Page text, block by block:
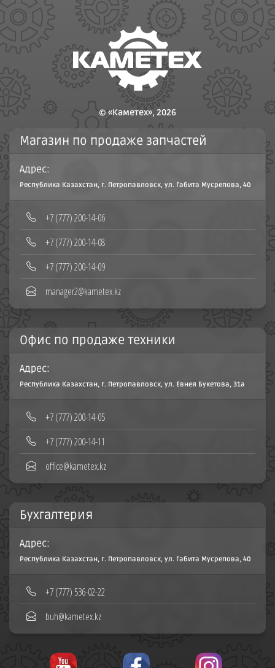
© «Каметех», 2026
Магазин по продаже запчастей
Адрес:
Республика Казахстан, г. Петропавловск, ул. Габита Мусрепова, 40
‪+7 (777) 200-14-06
+7 (777) 200-14-08‬
+7 (777) 200-14-09
manager2@kametex.kz
Офис по продаже техники
Адрес:
Республика Казахстан, г. Петропавловск, ул. Евнея Букетова, 31а
+7 (777) 200-14-05
+7 (777) 200-14-11
office@kametex.kz
Бухгалтерия
Адрес:
Республика Казахстан, г. Петропавловск, ул. Габита Мусрепова, 40
+7 (777) 536-02-22
buh@kametex.kz